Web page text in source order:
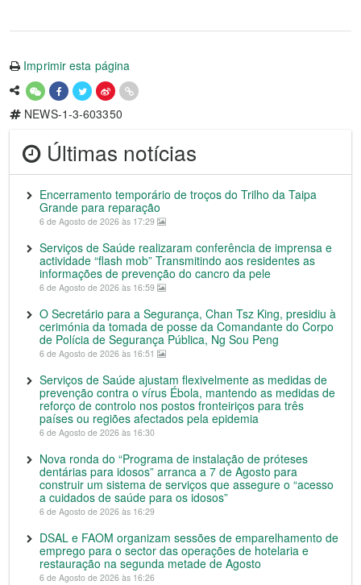
Imprimir esta página
NEWS-1-3-603350
Últimas notícias
Encerramento temporário de troços do Trilho da Taipa
Grande para reparação
6 de Agosto de 2026 às 17:29
Serviços de Saúde realizaram conferência de imprensa e
actividade “flash mob” Transmitindo aos residentes as
informações de prevenção do cancro da pele
6 de Agosto de 2026 às 16:59
O Secretário para a Segurança, Chan Tsz King, presidiu à
cerimónia da tomada de posse da Comandante do Corpo
de Polícia de Segurança Pública, Ng Sou Peng
6 de Agosto de 2026 às 16:51
Serviços de Saúde ajustam flexivelmente as medidas de
prevenção contra o vírus Ébola, mantendo as medidas de
reforço de controlo nos postos fronteiriços para três
países ou regiões afectados pela epidemia
6 de Agosto de 2026 às 16:30
Nova ronda do “Programa de instalação de próteses
dentárias para idosos” arranca a 7 de Agosto para
construir um sistema de serviços que assegure o “acesso
a cuidados de saúde para os idosos”
6 de Agosto de 2026 às 16:29
DSAL e FAOM organizam sessões de emparelhamento de
emprego para o sector das operações de hotelaria e
restauração na segunda metade de Agosto
6 de Agosto de 2026 às 16:26